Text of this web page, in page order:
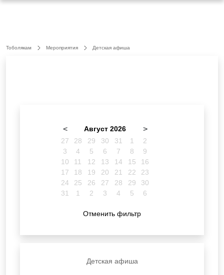
Тоболякам Мероприятия Детская афиша
< Август 2026 >
27 28 29 30 31 1
2
3
4 5 6 7 8
9
10
11 12 13 14 15
16
17
18 19 20 21 22
23
24
25 26 27 28 29
30
31
1 2 3 4 5 6
Отменить фильтр
Детская афиша